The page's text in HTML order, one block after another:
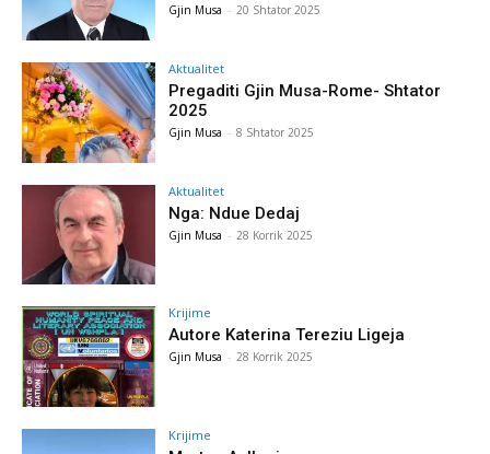
Gjin Musa - 20 Shtator 2025
Aktualitet
Pregaditi Gjin Musa-Rome- Shtator
2025
Gjin Musa - 8 Shtator 2025
Aktualitet
Nga: Ndue Dedaj
Gjin Musa - 28 Korrik 2025
Krijime
Autore Katerina Tereziu Ligeja
Gjin Musa - 28 Korrik 2025
Krijime